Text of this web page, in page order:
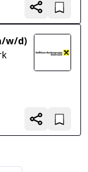
w/d)